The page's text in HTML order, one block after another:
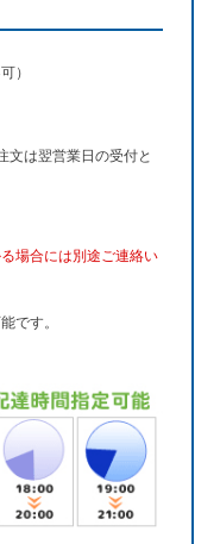
）
文は翌営業日の受付と
場合には別途ご連絡い
です。